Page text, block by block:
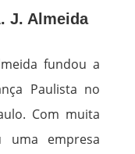
J. Almeida
fundou a
Paulista no
Com muita
uma empresa